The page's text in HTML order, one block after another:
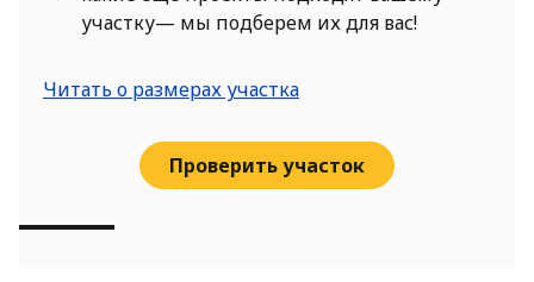
участку— мы подберем их для вас!
Читать о размерах участка
Проверить участок